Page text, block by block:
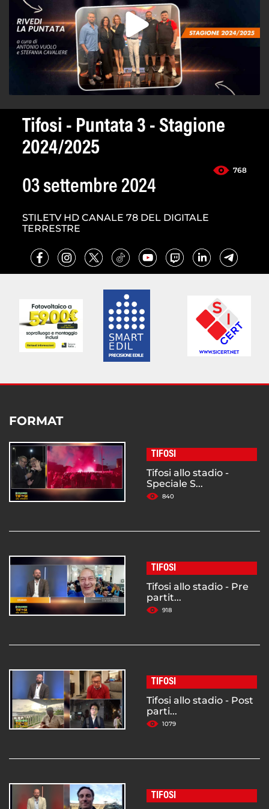
Tifosi - Puntata 3 - Stagione
2024/2025
768
03 settembre 2024
STILETV HD CANALE 78 DEL DIGITALE
TERRESTRE
FORMAT
TIFOSI
Tifosi allo stadio -
Speciale S...
840
TIFOSI
Tifosi allo stadio - Pre
partit...
918
TIFOSI
Tifosi allo stadio - Post
parti...
1079
TIFOSI